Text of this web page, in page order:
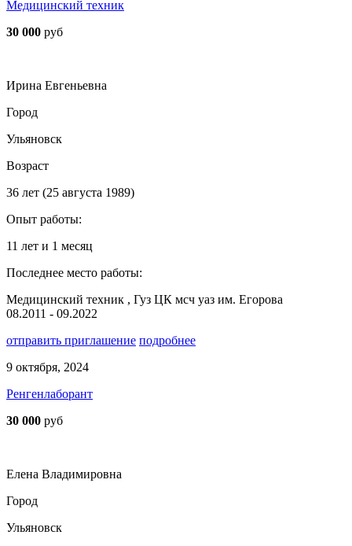
Медицинский техник
30 000 руб
Ирина Евгеньевна
Город
Ульяновск
Возраст
36 лет (25 августа 1989)
Опыт работы:
11 лет и 1 месяц
Последнее место работы:
Медицинский техник , Гуз ЦК мсч уаз им. Егорова
08.2011 - 09.2022
отправить приглашение подробнее
9 октября, 2024
Ренгенлаборант
30 000 руб
Елена Владимировна
Город
Ульяновск